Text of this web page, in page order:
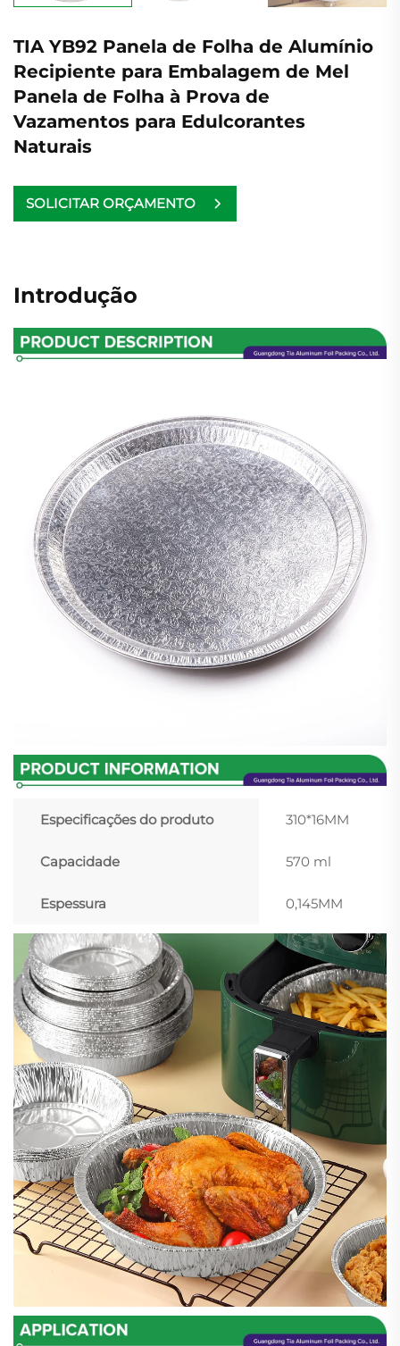
TIA YB92 Panela de Folha de Alumínio
Recipiente para Embalagem de Mel
Panela de Folha à Prova de
Vazamentos para Edulcorantes
Naturais
SOLICITAR ORÇAMENTO
Introdução
Especificações do produto 310*16MM
Capacidade 570 ml
Espessura 0,145MM